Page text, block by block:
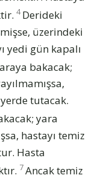
4 Derideki
üzerindeki
yedi gün kapalı
bakacak;
tutacak.
yara
hastayı temiz
Hasta
7Ancak temiz